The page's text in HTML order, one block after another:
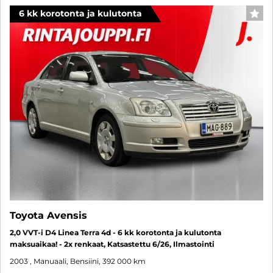
6 kk korotonta ja kulutonta
Toyota Avensis
2,0 VVT-i D4 Linea Terra 4d - 6 kk korotonta ja kulutonta
maksuaikaa! - 2x renkaat, Katsastettu 6/26, Ilmastointi
2003 , Manuaali, Bensiini, 392 000 km